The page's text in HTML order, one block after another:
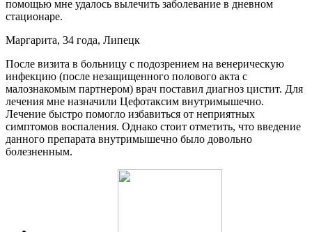
помощью мне удалось вылечить заболевание в дневном
стационаре.
Маргарита, 34 года, Липецк
После визита в больницу с подозрением на венерическую
инфекцию (после незащищенного полового акта с
малознакомым партнером) врач поставил диагноз цистит. Для
лечения мне назначили Цефотаксим внутримышечно.
Лечение быстро помогло избавиться от неприятных
симптомов воспаления. Однако стоит отметить, что введение
данного препарата внутримышечно было довольно
болезненным.